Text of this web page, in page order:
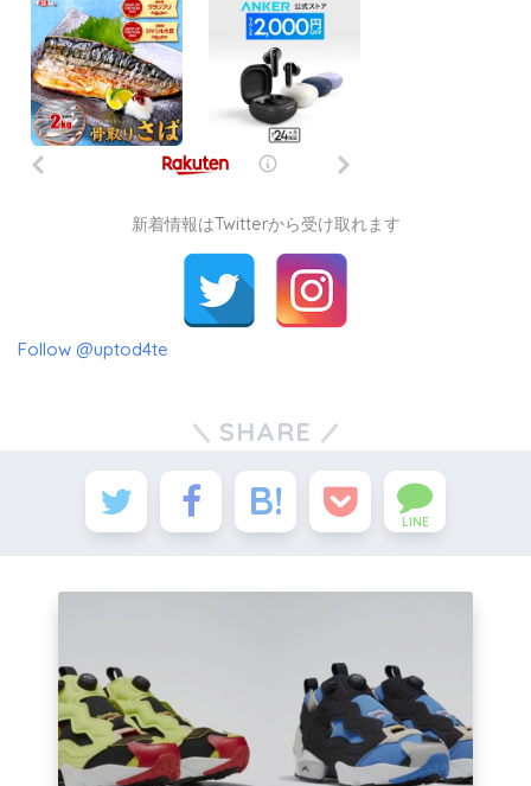
新着情報はTwitterから受け取れます
Follow @uptod4te
SHARE
LINE